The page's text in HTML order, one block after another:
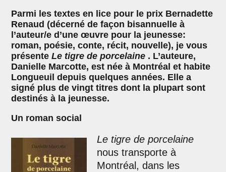
Parmi les textes en lice pour le prix Bernadette
Renaud (décerné de façon bisannuelle à
l’auteur/e d’une œuvre pour la jeunesse:
roman, poésie, conte, récit, nouvelle), je vous
présente Le tigre de porcelaine . L’auteure,
Danielle Marcotte, est née à Montréal et habite
Longueuil depuis quelques années. Elle a
signé plus de vingt titres dont la plupart sont
destinés à la jeunesse.
Un roman social
Le tigre de porcelaine
nous transporte à
Montréal, dans les